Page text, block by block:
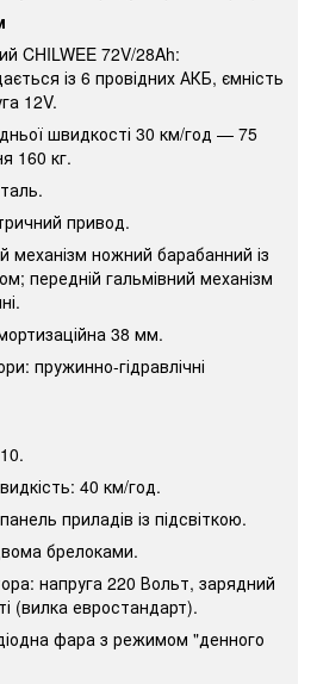
CHILWEE 72V/28Ah:
із 6 провідних АКБ, ємність
12V.
швидкості 30 км/год — 75
160 кг.
привод.
механізм ножний барабанний із
передній гальмівний механізм
38 мм.
пружинно-гідравлічні
40 км/год.
приладів із підсвіткою.
брелоками.
напруга 220 Вольт, зарядний
(вилка евростандарт).
фара з режимом "денного